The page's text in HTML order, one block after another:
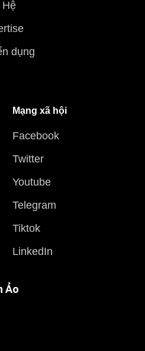
Hệ
dụng
Mạng xã hội
Facebook
Twitter
Youtube
Telegram
Tiktok
LinkedIn
Ảo